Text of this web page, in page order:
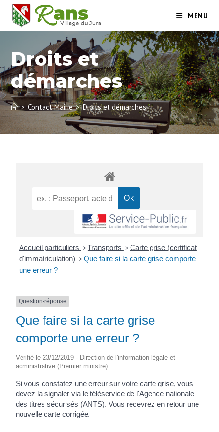
MENU
Droits et
démarches
> Contact Mairie > Droits et démarches
Accueil particuliers > Transports > Carte grise (certificat
d'immatriculation) > Que faire si la carte grise comporte
une erreur ?
Question-réponse
Que faire si la carte grise
comporte une erreur ?
Vérifié le 23/12/2019 - Direction de l'information légale et
administrative (Premier ministre)
Si vous constatez une erreur sur votre carte grise, vous
devez la signaler via le téléservice de l'Agence nationale
des titres sécurisés (ANTS). Vous recevrez en retour une
nouvelle carte corrigée.